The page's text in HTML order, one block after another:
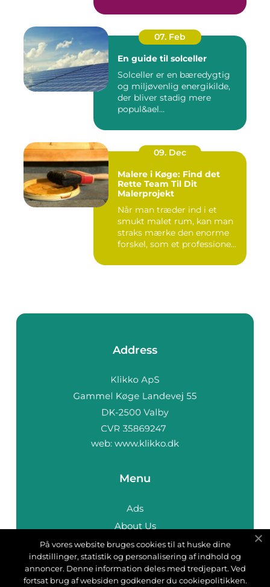
07. Feb
En guide til solceller
Solceller er en bæredygtig
og miljøvenlig energikilde,
der bliver stadig mere
popul&ael...
09. Dec
Malere i Køge: Find det
Rette Team Til Dit
Malerprojekt
Når man træder ind i et
smukt malet rum, kan man
straks mærke den enorme
forskel, som et professione...
Address
web: www.klikko.dk
Menu
Ads
About Us
Cookies
Contact
Sitemap
På vores website bruges cookies til at huske dine
indstillinger, statistik og personalisering af indhold og
annoncer. Denne information deles med tredjepart. Ved
fortsat brug af websiden godkender du cookiepolitikken.